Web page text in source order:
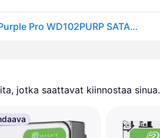
10 TB kiintolevy 8,9cm (3.5 ) WD-Purple Pro WD102PURP SATA3 256
jotka saattavat kiinnostaa sinua.